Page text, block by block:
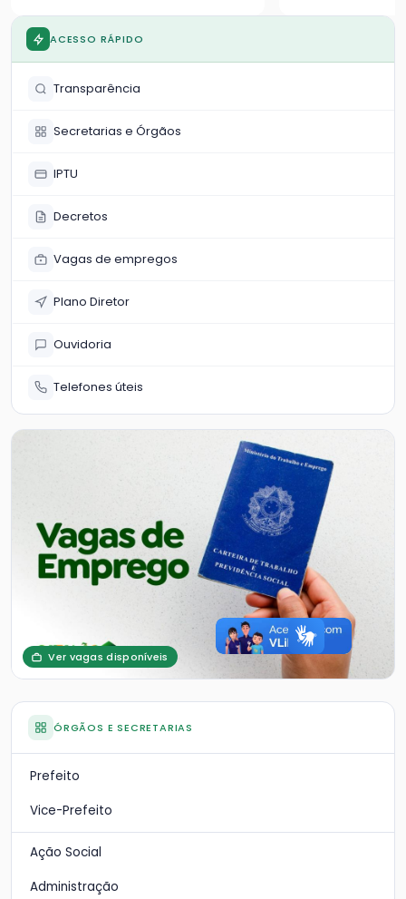
violência contra a mulher
município
ACESSO RÁPIDO
Transparência
Secretarias e Órgãos
IPTU
Decretos
Vagas de empregos
Plano Diretor
Ouvidoria
Telefones úteis
Ver vagas disponíveis
ÓRGÃOS E SECRETARIAS
Prefeito
Vice-Prefeito
Ação Social
Administração